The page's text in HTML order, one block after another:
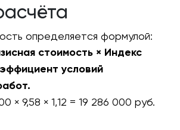
определяется формулой:
стоимость × Индекс
условий
× 9,58 × 1,12 = 19 286 000 руб.